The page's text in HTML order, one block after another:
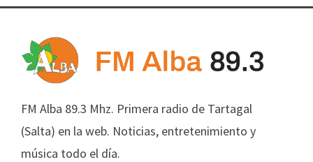
FM Alba 89.3 Mhz. Primera radio de Tartagal
(Salta) en la web. Noticias, entretenimiento y
música todo el día.